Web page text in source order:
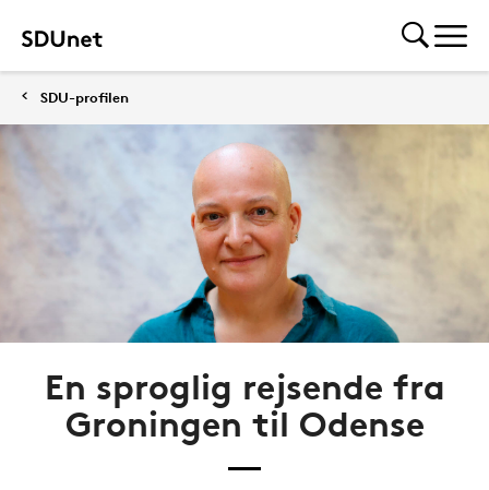
SDU-profilen
En sproglig rejsende fra
Groningen til Odense